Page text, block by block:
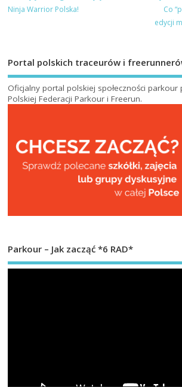
Ninja Warrior Polska!
Co
edycji
Portal polskich traceurów i
Oficjalny portal polskiej społeczności
Polskiej Federacji Parkour i Freerun.
Parkour – Jak zacząć *6 RAD*